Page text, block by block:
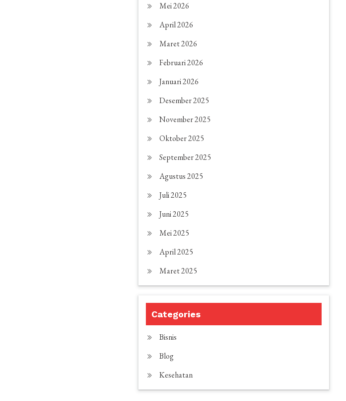
Mei 2026
April 2026
Maret 2026
Februari 2026
Januari 2026
Desember 2025
November 2025
Oktober 2025
September 2025
Agustus 2025
Juli 2025
Juni 2025
Mei 2025
April 2025
Maret 2025
Categories
Bisnis
Blog
Kesehatan